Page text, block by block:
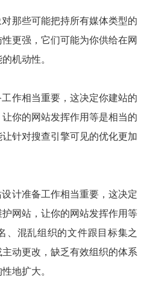
那些可能把持所有媒体类型的
更强，它们可能为你供给在网
机动性。
作相当重要，这决定你建站的
你的网站发挥作用等是相当的
针对搜查引擎可见的优化更加
计准备工作相当重要，这决定
网站，让你的网站发挥作用等
、混乱组织的文件跟目标集之
动更改，缺乏有效组织的体系
地扩大。